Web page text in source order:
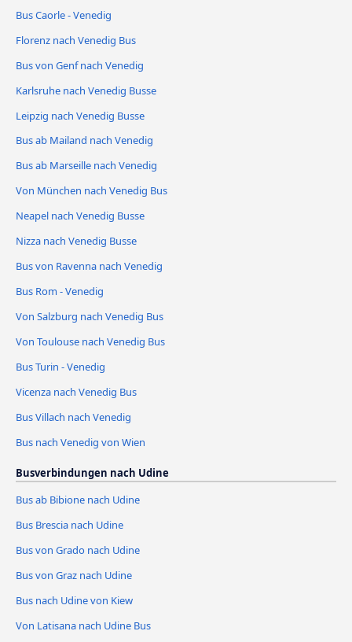
Bus Caorle - Venedig
Florenz nach Venedig Bus
Bus von Genf nach Venedig
Karlsruhe nach Venedig Busse
Leipzig nach Venedig Busse
Bus ab Mailand nach Venedig
Bus ab Marseille nach Venedig
Von München nach Venedig Bus
Neapel nach Venedig Busse
Nizza nach Venedig Busse
Bus von Ravenna nach Venedig
Bus Rom - Venedig
Von Salzburg nach Venedig Bus
Von Toulouse nach Venedig Bus
Bus Turin - Venedig
Vicenza nach Venedig Bus
Bus Villach nach Venedig
Bus nach Venedig von Wien
Busverbindungen nach Udine
Bus ab Bibione nach Udine
Bus Brescia nach Udine
Bus von Grado nach Udine
Bus von Graz nach Udine
Bus nach Udine von Kiew
Von Latisana nach Udine Bus